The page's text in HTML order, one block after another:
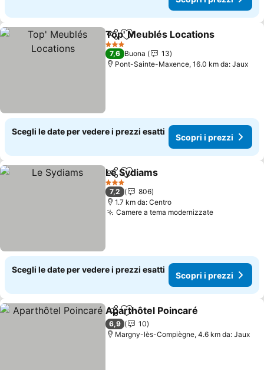
CondividiAggiungi ai preferiti
Top' Meublés Locations
3 Stelle
7,6 Buona
13
Pont-Sainte-Maxence, 16.0 km da: Jaux
Scegli le date per vedere i prezzi esatti
Scopri i prezzi
CondividiAggiungi ai preferiti
Le Sydiams
3 Stelle
7,2
806
1.7 km da: Centro
Camere a tema modernizzateScopri i
Scegli le date per vedere i prezzi esatti
Scopri i prezzi
CondividiAggiungi ai preferiti
Aparthôtel Poincaré
6,9
10
Margny-lès-Compiègne, 4.6 km da: Jaux